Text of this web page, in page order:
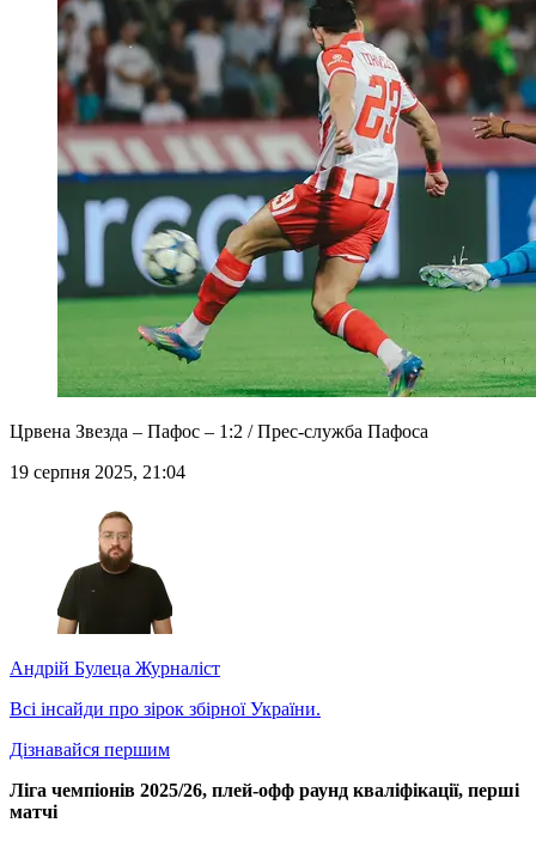
Црвена Звезда – Пафос – 1:2 / Прес-служба Пафоса
19 серпня 2025, 21:04
Андрій Булеца Журналіст
Всі інсайди про зірок збірної України.
Дізнавайся першим
Ліга чемпіонів 2025/26, плей-офф раунд кваліфікації, перші
матчі